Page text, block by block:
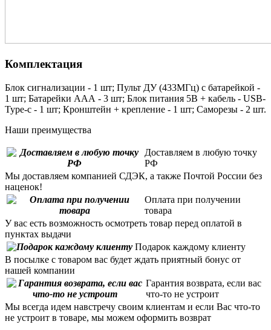
Комплектация
Блок сигнализации - 1 шт; Пульт ДУ (433МГц) с батарейкой -
1 шт; Батарейки ААА - 3 шт; Блок питания 5В + кабель - USB-
Type-c - 1 шт; Кронштейн + крепление - 1 шт; Саморезы - 2 шт.
Наши преимущества
Доставляем в любую точку
РФ
Мы доставляем компанией СДЭК, а также Почтой России без
наценок!
Оплата при получении
товара
У вас есть возможность осмотреть товар перед оплатой в
пунктах выдачи
Подарок каждому клиенту
В посылке с товаром вас будет ждать приятный бонус от
нашей компании
Гарантия возврата, если вас
что-то не устроит
Мы всегда идем навстречу своим клиентам и если Вас что-то
не устроит в товаре, мы можем оформить возврат